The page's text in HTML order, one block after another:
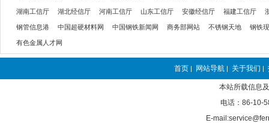
湖南工信厅 湖北经信厅 河南工信厅 山东工信厅 安徽经信厅 福建工信厅
钢管信息港 中国超硬材料网 中国钢铁新闻网 商务部网站 不锈钢天地 钢铁
有色金属人才网
首页 | 网站导航 | 关于我们 |
本站所载信息
电话：86-10-
E-